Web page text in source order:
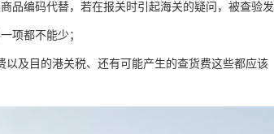
品编码代替，若在报关时引起海关的疑问，被查验发
项都不能少；
及目的港关税、还有可能产生的查货费这些都应该